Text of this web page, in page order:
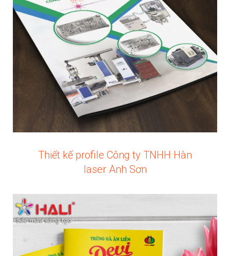
Thiết kế profile Công ty TNHH Hàn
laser Anh Sơn